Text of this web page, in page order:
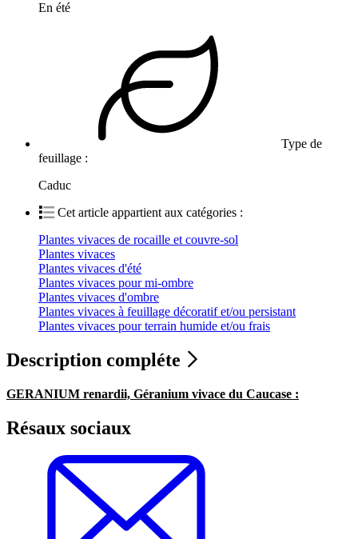
En été
Type de
feuillage :
Caduc
Cet article appartient aux catégories :
Plantes vivaces de rocaille et couvre-sol
Plantes vivaces
Plantes vivaces d'été
Plantes vivaces pour mi-ombre
Plantes vivaces d'ombre
Plantes vivaces à feuillage décoratif et/ou persistant
Plantes vivaces pour terrain humide et/ou frais
Description compléte
GERANIUM renardii, Géranium vivace du Caucase :
Résaux sociaux